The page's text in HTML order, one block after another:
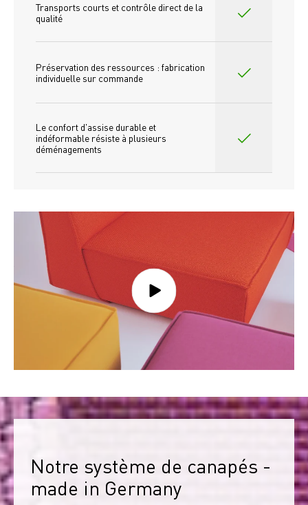
Transports courts et contrôle direct de la
qualité
Préservation des ressources : fabrication
individuelle sur commande
Le confort d'assise durable et
indéformable résiste à plusieurs
déménagements
Notre système de canapés -
made in Germany